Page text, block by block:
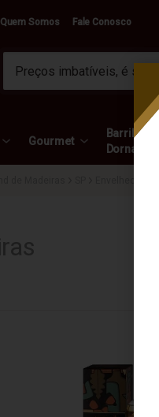
Quem Somos Fale Conosco
Gourmet
Barril e
Dorna